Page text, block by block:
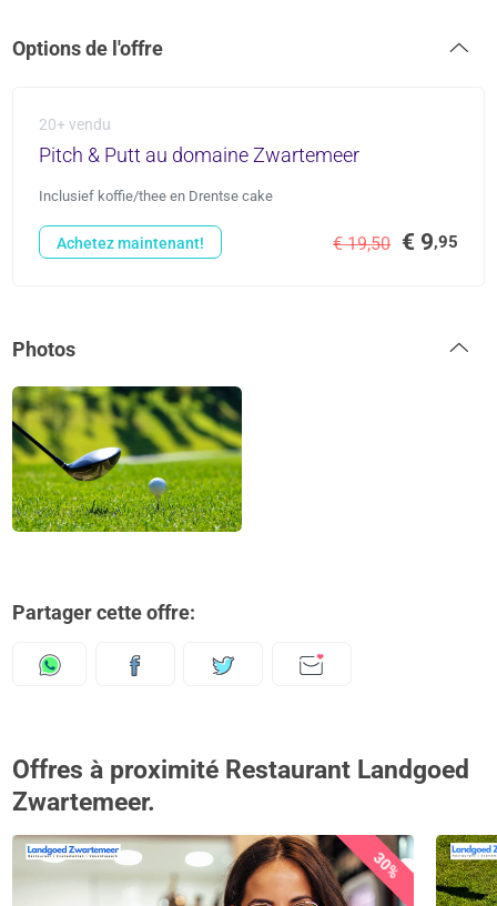
Options de l'offre
20+ vendu
Pitch & Putt au domaine Zwartemeer
Inclusief koffie/thee en Drentse cake
€ 19,50 € 9,95
Achetez maintenant!
Photos
Partager cette offre:
Offres à proximité Restaurant Landgoed
Zwartemeer.
30%